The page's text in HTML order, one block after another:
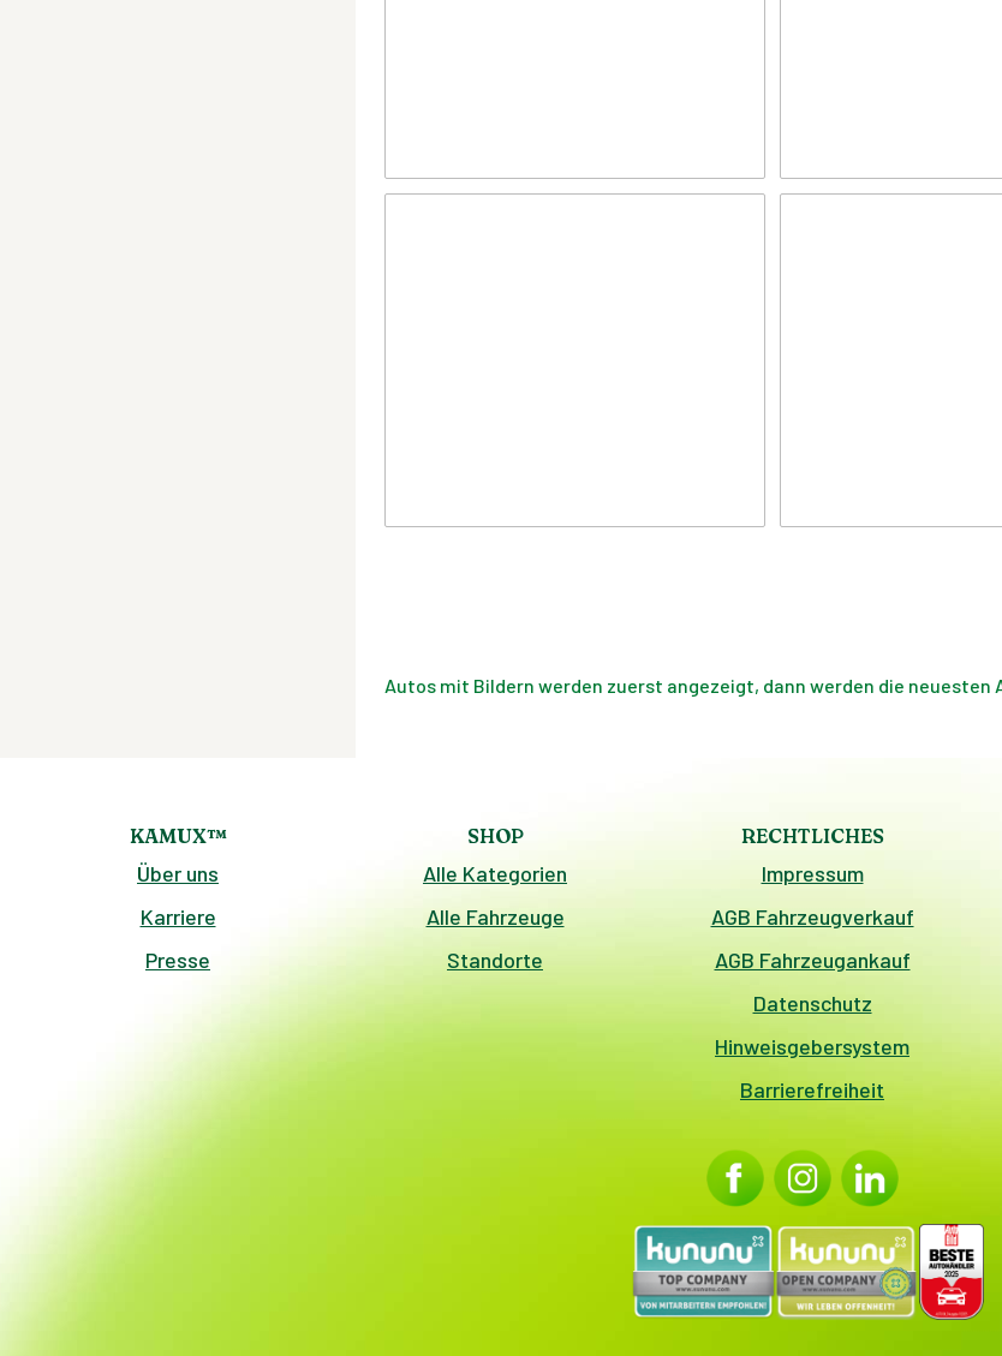
Autos mit Bildern werden zuerst angezeigt, dann werden die
KAMUX™
Über uns
Karriere
Presse
SHOP
Alle Kategorien
Alle Fahrzeuge
Standorte
RECHTLICHES
Impressum
AGB Fahrzeugverkauf
AGB Fahrzeugankauf
Datenschutz
Hinweisgebersystem
Barrierefreiheit